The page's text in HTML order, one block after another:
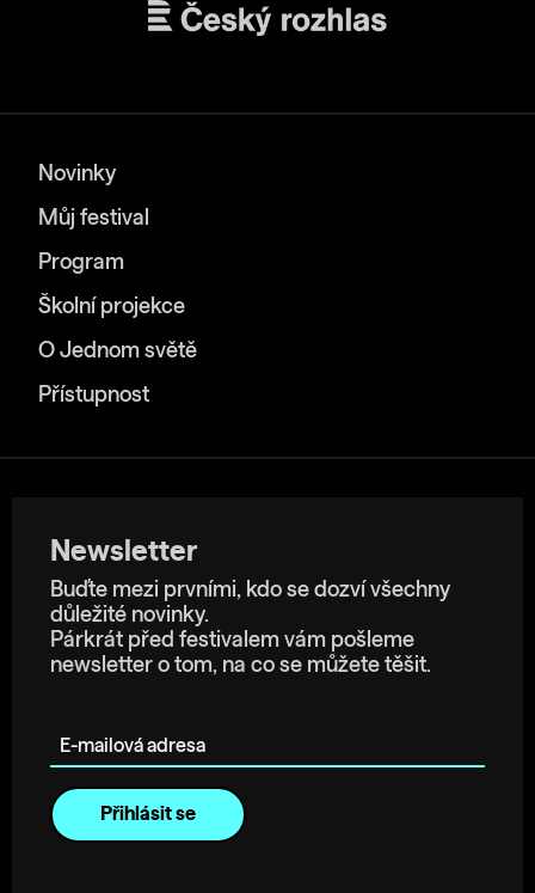
Novinky
Můj festival
Program
Školní projekce
O Jednom světě
Přístupnost
Newsletter
Buďte mezi prvními, kdo se dozví všechny
důležité novinky.
Párkrát před festivalem vám pošleme
newsletter o tom, na co se můžete těšit.